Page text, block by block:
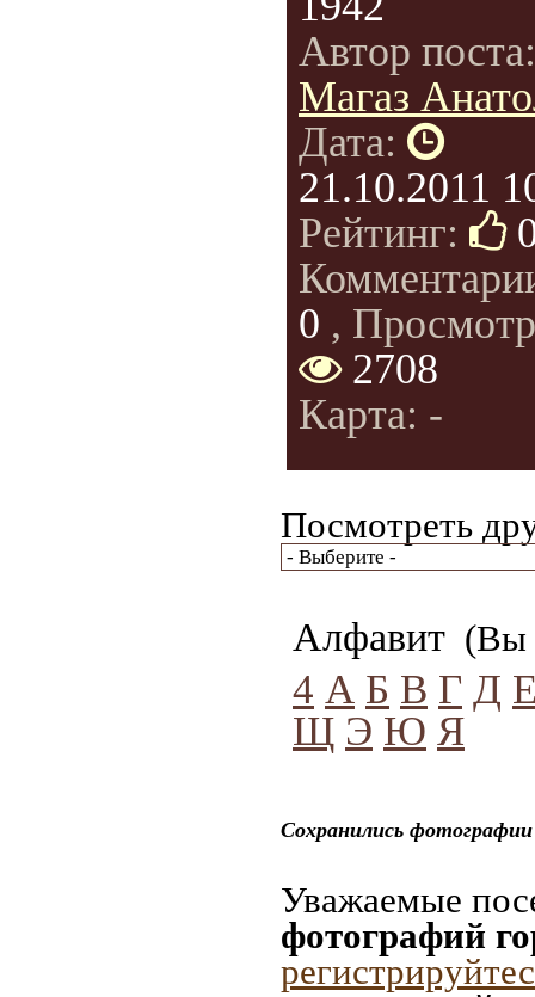
Автор
Магаз
Дата:
21.10.2011
Рейтинг:
0 ,
2708
Карта: -
Посмотреть
Алфавит (Вы
4 А Б В Г Д
Щ Э Ю Я
Сохранились
Уважаемые
фотографий